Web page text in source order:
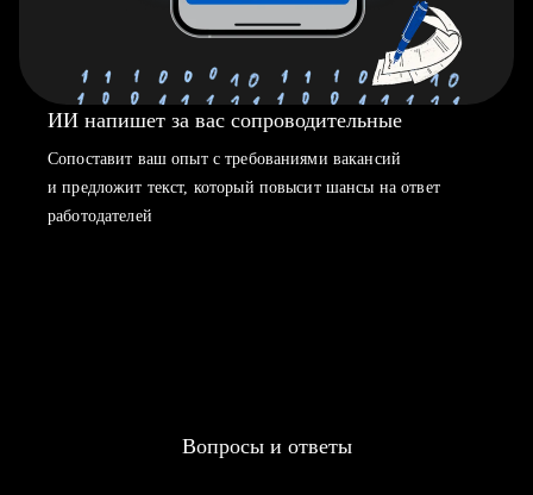
ИИ напишет за вас сопроводительные
Сопоставит ваш опыт с требованиями вакансий
и предложит текст, который повысит шансы на ответ
работодателей
Вопросы и ответы